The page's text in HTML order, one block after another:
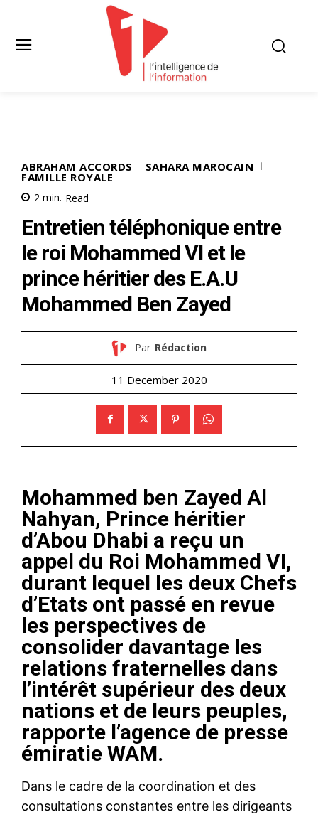
ABRAHAM ACCORDS SAHARA MAROCAIN
FAMILLE ROYALE
2 min. Read
Entretien téléphonique entre
le roi Mohammed VI et le
prince héritier des E.A.U
Mohammed Ben Zayed
Par Rédaction
11 December 2020
Mohammed ben Zayed Al
Nahyan, Prince héritier
d’Abou Dhabi a reçu un
appel du Roi Mohammed VI,
durant lequel les deux Chefs
d’Etats ont passé en revue
les perspectives de
consolider davantage les
relations fraternelles dans
l’intérêt supérieur des deux
nations et de leurs peuples,
rapporte l’agence de presse
émiratie WAM.
Dans le cadre de la coordination et des
consultations constantes entre les dirigeants